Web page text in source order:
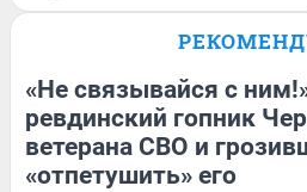
«Не связывайся с
ревдинский гопник
ветерана СВО и
«отпетушить» его